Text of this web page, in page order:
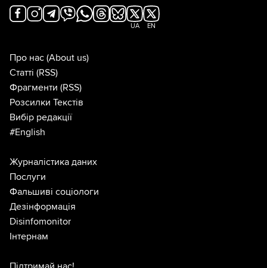
UA EN
Про нас (About us)
Статті (RSS)
Фрагменти (RSS)
Розсилки Текстів
Вибір редакції
#English
Журналістика даних
Послуги
Фальшиві соціологи
Дезінформація
Disinfomonitor
Інтернам